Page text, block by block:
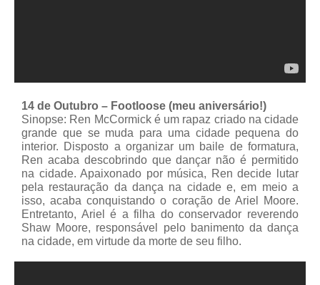
14 de Outubro – Footloose (meu aniversário!)
Sinopse: Ren McCormick é um rapaz criado na cidade
grande que se muda para uma cidade pequena do
interior. Disposto a organizar um baile de formatura,
Ren acaba descobrindo que dançar não é permitido
na cidade. Apaixonado por música, Ren decide lutar
pela restauração da dança na cidade e, em meio a
isso, acaba conquistando o coração de Ariel Moore.
Entretanto, Ariel é a filha do conservador reverendo
Shaw Moore, responsável pelo banimento da dança
na cidade, em virtude da morte de seu filho.